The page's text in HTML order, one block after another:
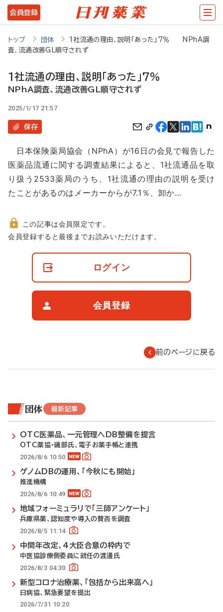
メ
イ
コ
テ
ツ
に
動
会員登録
トップ 団体
1社流通の理由、説明「あった」7％ NPhA調
査、流通改善GL順守されず
1社流通の理由、説明「あった」7％
NPhA調査、流通改善GL順守されず
2025/1/17 21:57
保存
日本保険薬局協会（NPhA）が16日の会見で報告した
医薬品流通に関する調査結果によると、1社流通品を取
り扱う2533薬局のうち、1社流通の理由の説明を受け
たことがあるのはメーカーからが7.1％、卸か…
非
この記事は会員限定です。
会員登録すると最後までお読みいただけます。
ログイン
会員登録
前のページに戻る
団体 最新記事
OTC医薬品、一元管理へDB整備を提言
OTC薬協・磯部氏、電子お薬手帳と連携
2026/8/6 10:50
ゲノムDBの運用、「今秋にも開始」
推進機構
2026/8/6 10:49
地域フォーミュラリで「三師アンケート」
兵庫県薬、認知度や導入の賛否を調査
2026/8/5 11:14
中間年改定、4大臣合意の枠内で
中医協診療側委員に就任の渡邊氏
2026/8/3 04:30
新型コロナ治療薬、「包括から出来高へ」
日病協、緊急要望を提出
2026/7/31 10:20